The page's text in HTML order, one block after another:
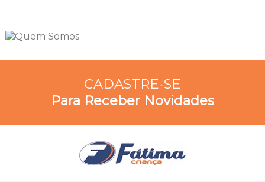
CADASTRE-SE
Para Receber Novidades